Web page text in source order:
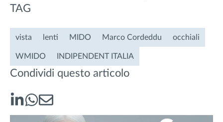
TAG
vista lenti MIDO Marco Cordeddu occhiali
WMIDO INDIPENDENT ITALIA
Condividi questo articolo